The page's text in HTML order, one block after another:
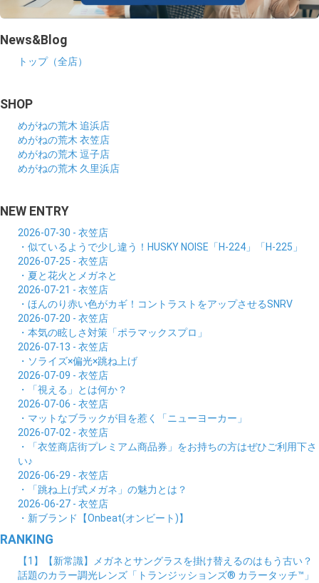
News&Blog
トップ（全店）
SHOP
めがねの荒木 追浜店
めがねの荒木 衣笠店
めがねの荒木 逗子店
めがねの荒木 久里浜店
NEW ENTRY
2026-07-30 - 衣笠店
・似ているようで少し違う！HUSKY NOISE「H-224」「H-225」
2026-07-25 - 衣笠店
・夏と花火とメガネと
2026-07-21 - 衣笠店
・ほんのり赤い色がカギ！コントラストをアップさせるSNRV
2026-07-20 - 衣笠店
・本気の眩しさ対策「ポラマックスプロ」
2026-07-13 - 衣笠店
・ソライズ×偏光×跳ね上げ
2026-07-09 - 衣笠店
・「視える」とは何か？
2026-07-06 - 衣笠店
・マットなブラックが目を惹く「ニューヨーカー」
2026-07-02 - 衣笠店
・「衣笠商店街プレミアム商品券」をお持ちの方はぜひご利用下さ
い♪
2026-06-29 - 衣笠店
・「跳ね上げ式メガネ」の魅力とは？
2026-06-27 - 衣笠店
・新ブランド【Onbeat(オンビート)】
RANKING
【1】【新常識】メガネとサングラスを掛け替えるのはもう古い？
話題のカラー調光レンズ「トランジッションズ® カラータッチ™」